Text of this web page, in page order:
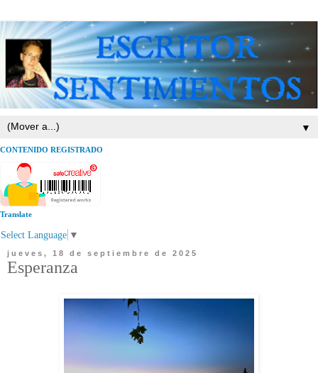
▼
CONTENIDO REGISTRADO
Translate
Select Language ▼
jueves, 18 de septiembre de 2025
Esperanza